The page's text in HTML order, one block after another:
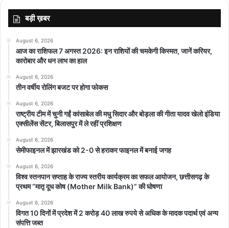
बड़ी ख़बर
August 6, 2026
आज का राशिफल 7 अगस्त 2026: इन राशियों की चमकेगी किस्मत, जानें करियर,
कारोबार और धन लाभ का हाल
August 6, 2026
तीन वर्षीय रोलिंग बजट पर होगा फोकस
August 6, 2026
राष्ट्रीय टीम में चुनी गईं कांसाबेल की मधु सिदार और बोड़ला की गीता यादव खेलो इंडिया
एक्सीलेंस सेंटर, बिलासपुर में ले रहीं प्रशिक्षण
August 6, 2026
सेमीफाइनल में झारखंड को 2-0 से हराकर फाइनल में बनाई जगह
August 6, 2026
विश्व स्तनपान सप्ताह के राज्य स्तरीय कार्यक्रम का सफल आयोजन, छत्तीसगढ़ के
प्रथम “मातृ दूध कोष (Mother Milk Bank)” की घोषणा
August 6, 2026
विगत 10 दिनों में प्रदेश में 2 करोड़ 40 लाख रुपये से अधिक के मादक पदार्थ एवं अन्य
संपत्ति जब्त